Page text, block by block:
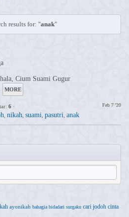
results for: "anak"
Cium Suami Gugur
MORE
Feb 7 '20
6 ·
nikah suami pasutri anak
ayonikah bahagia bidadari surgaku cari jodoh cinta